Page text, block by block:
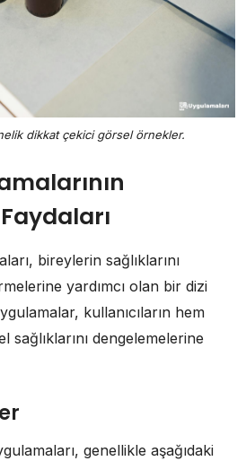
dikkat çekici görsel örnekler.
bireylerin sağlıklarını
yardımcı olan bir dizi
kullanıcıların hem
sağlıklarını dengelemelerine
genellikle aşağıdaki